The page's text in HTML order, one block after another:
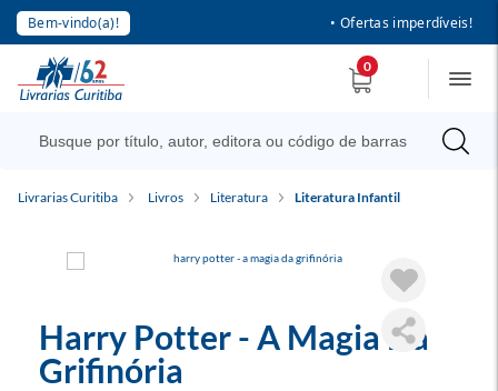
Bem-vindo(a)! • Ofertas imperdíveis!
0
Livrarias Curitiba Livros Literatura Literatura Infantil
Harry Potter - A Magia Da
Grifinória